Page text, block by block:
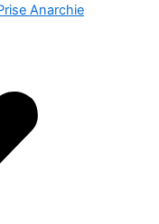
Anarchie